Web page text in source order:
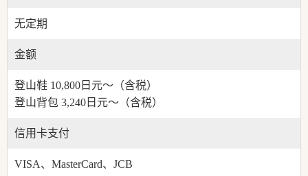
无定期
金额
登山鞋 10,800日元～（含税）
登山背包 3,240日元～（含税）
信用卡支付
VISA、MasterCard、JCB